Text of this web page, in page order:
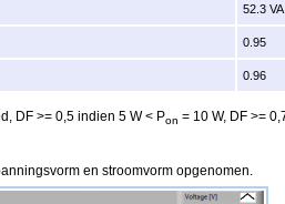
52.3 VA
0.95
0.96
DF >= 0,5 indien 5 W < Pon = 10 W, DF >=
en stroomvorm opgenomen.